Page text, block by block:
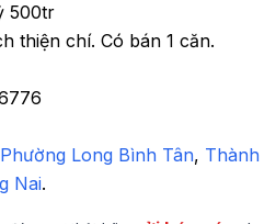
500tr
thiện chí. Có bán 1 căn.
Phường Long Bình Tân, Thành
Nai.